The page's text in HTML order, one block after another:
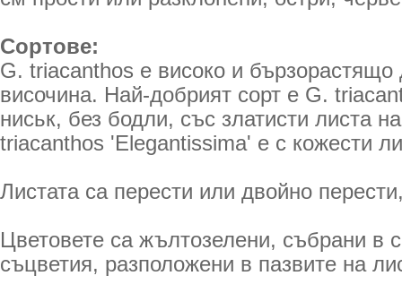
Сортове:
G. triacanthos е високо и бързорастящо
височина. Най-добрият сорт е G.
ниськ, без бодли, със златисти листа
triacanthos 'Elegantissima' е с кожести
Листата са перести или двойно
Цветовете са жълтозелени, събрани в
съцветия, разположени в пазвите на